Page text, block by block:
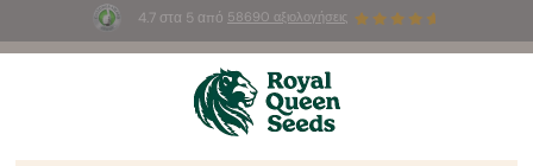
4.7 στα 5 από 58690 αξιολογήσεις
Summer Sales : Έως και -50%
προϊόντα! ⏤